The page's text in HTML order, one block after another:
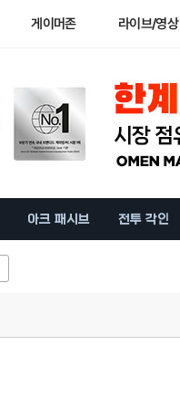
게이머존 라이브/영상
아크 패시브 전투 각인